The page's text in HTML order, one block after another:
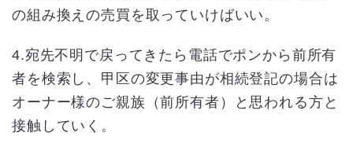
の組み換えの売買を取っていけばいい。
4.宛先不明で戻ってきたら電話でポンから前所有
者を検索し、甲区の変更事由が相続登記の場合は
オーナー様のご親族（前所有者）と思われる方と
接触していく。